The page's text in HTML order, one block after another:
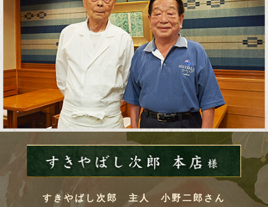
すきやばし次郎 主人 小野二郎さん